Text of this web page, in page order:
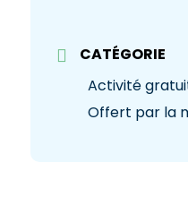
CATÉGORIE
Activité
Offert par la